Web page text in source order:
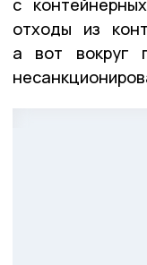
отходы из
а вот вокруг